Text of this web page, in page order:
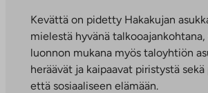
Kevättä on pidetty Hakakujan
mielestä hyvänä talkooajankohtana,
luonnon mukana myös taloyhtiön
heräävät ja kaipaavat piristystä sekä
että sosiaaliseen elämään.